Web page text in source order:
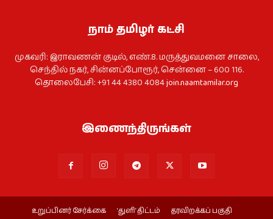
நாம் தமிழர் கட்சி
முகவரி: இராவணன் குடில், எண்.8. மருத்துவமனை சாலை,
செந்தில் நகர், சின்னப்போரூர், சென்னை – 600 116.
தொலைபேசி: +91 44 4380 4084join.naamtamilar.org
இணைந்திருங்கள்
உறுப்பினர் சேர்க்கை ‘துளி’ திட்டம்
தரவிறக்கப் பகுதி